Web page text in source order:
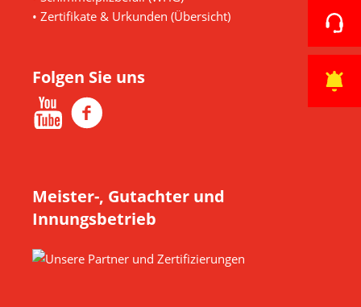
• Zertifikate & Urkunden (Übersicht)
Folgen Sie uns
Meister-, Gutachter und
Innungsbetrieb